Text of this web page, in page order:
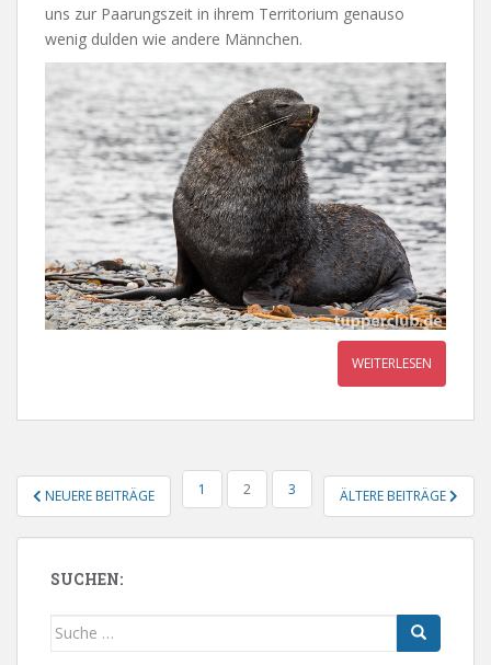
uns zur Paarungszeit in ihrem Territorium genauso
wenig dulden wie andere Männchen.
WEITERLESEN
SEITENNUMMERIERUNG
DER
BEITRÄGE
NEUERE BEITRÄGE 1 2 3 ÄLTERE BEITRÄGE
SUCHEN:
Suche